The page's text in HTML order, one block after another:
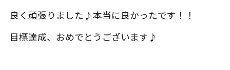
良く頑張りました♪本当に良かったです！！
目標達成、おめでとうございます♪